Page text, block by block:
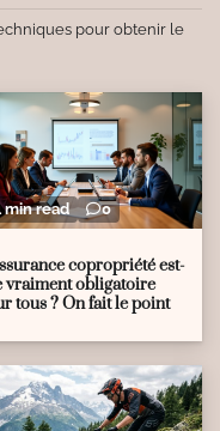
pour obtenir le
min read 0
copropriété est-
vraiment obligatoire
tous ? On fait le point